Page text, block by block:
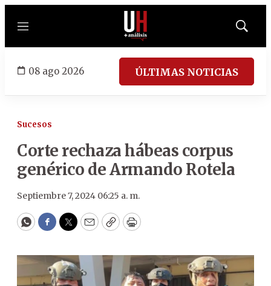
Menú
Mostrar
08 ago 2026 ÚLTIMAS NOTICIAS
Sucesos
Corte rechaza hábeas corpus
genérico de Armando Rotela
Septiembre 7, 2024 06:25 a. m.
WhatsApp
Facebook
Twitter
EmailCopyPrint